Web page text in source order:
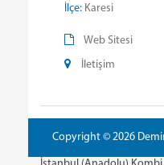
İlçe: Karesi
Web Sitesi
İletişim
Copyright © 2026